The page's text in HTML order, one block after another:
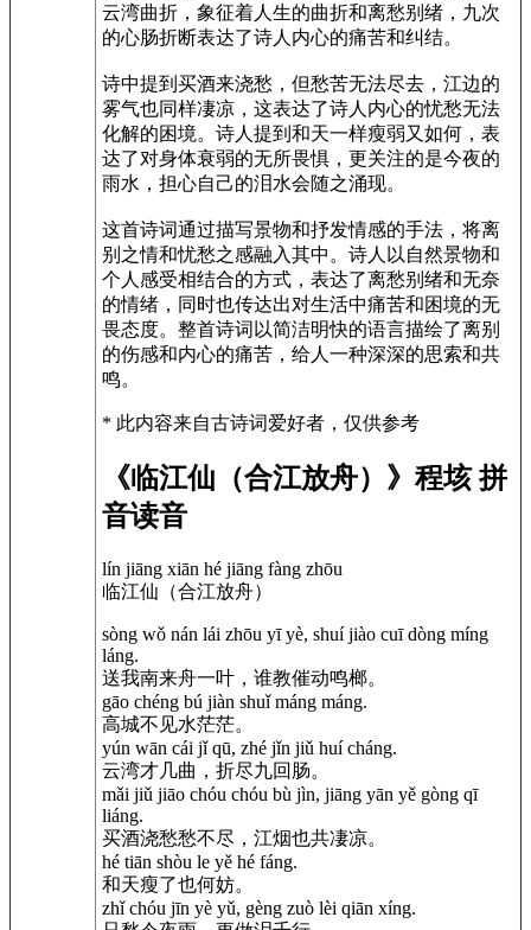
云湾曲折，象征着人生的曲折和离愁别绪，九次
的心肠折断表达了诗人内心的痛苦和纠结。
诗中提到买酒来浇愁，但愁苦无法尽去，江边的
雾气也同样凄凉，这表达了诗人内心的忧愁无法
化解的困境。诗人提到和天一样瘦弱又如何，表
达了对身体衰弱的无所畏惧，更关注的是今夜的
雨水，担心自己的泪水会随之涌现。
这首诗词通过描写景物和抒发情感的手法，将离
别之情和忧愁之感融入其中。诗人以自然景物和
个人感受相结合的方式，表达了离愁别绪和无奈
的情绪，同时也传达出对生活中痛苦和困境的无
畏态度。整首诗词以简洁明快的语言描绘了离别
的伤感和内心的痛苦，给人一种深深的思索和共
鸣。
* 此内容来自古诗词爱好者，仅供参考
《临江仙（合江放舟）》程垓 拼
音读音
lín jiāng xiān hé jiāng fàng zhōu
临江仙（合江放舟）
sòng wǒ nán lái zhōu yī yè, shuí jiào cuī dòng míng
láng.
送我南来舟一叶，谁教催动鸣榔。
gāo chéng bú jiàn shuǐ máng máng.
高城不见水茫茫。
yún wān cái jǐ qū, zhé jǐn jiǔ huí cháng.
云湾才几曲，折尽九回肠。
mǎi jiǔ jiāo chóu chóu bù jìn, jiāng yān yě gòng qī
liáng.
买酒浇愁愁不尽，江烟也共凄凉。
hé tiān shòu le yě hé fáng.
和天瘦了也何妨。
zhǐ chóu jīn yè yǔ, gèng zuò lèi qiān xíng.